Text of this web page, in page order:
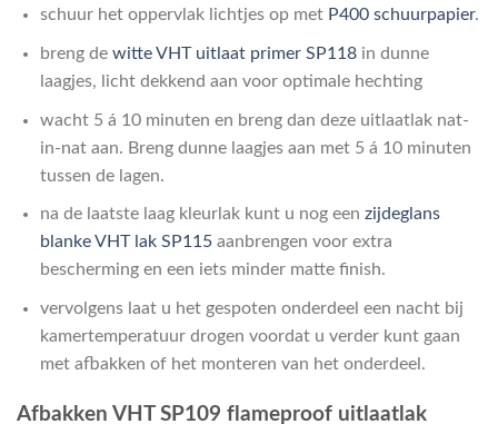
schuur het oppervlak lichtjes op met P400 schuurpapier.
breng de witte VHT uitlaat primer SP118in dunne
laagjes, licht dekkend aan voor optimale hechting
wacht 5 á 10 minuten en breng dan deze uitlaatlak nat-
in-nat aan. Breng dunne laagjes aan met 5 á 10 minuten
tussen de lagen.
na de laatste laag kleurlak kunt u nog een zijdeglans
blanke VHT lak SP115aanbrengen voor extra
bescherming en een iets minder matte finish.
vervolgens laat u het gespoten onderdeel een nacht bij
kamertemperatuur drogen voordat u verder kunt gaan
met afbakken of het monteren van het onderdeel.
Afbakken VHT SP109 flameproof uitlaatlak